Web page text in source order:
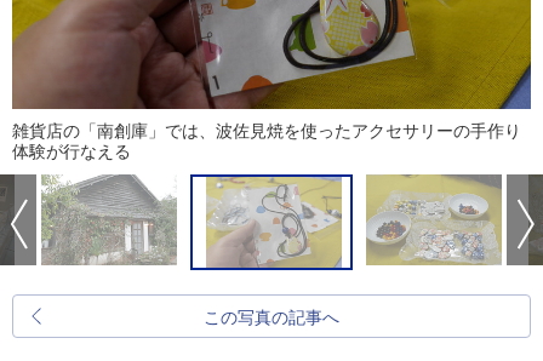
雑貨店の「南創庫」では、波佐見焼を使ったアクセサリーの手作り
体験が行なえる
この写真の記事へ